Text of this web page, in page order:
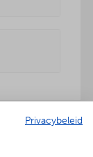
Privacybeleid